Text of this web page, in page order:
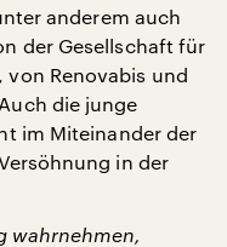
anderem auch
der Gesellschaft für
Renovabis und
die junge
im Miteinander der
in der
wahrnehmen,